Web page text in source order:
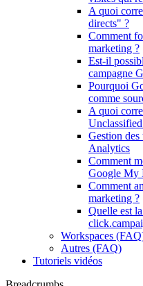
A quoi
directs" ?
Comment
marketing ?
Est-il
campagne
Pourquoi
comme
A quoi
Gestion des
Analytics
Comment
Google My
Comment
marketing ?
Quelle est
Workspaces
Autres (FAQ)
Tutoriels vidéos